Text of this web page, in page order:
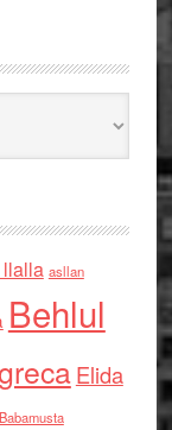
asllan
Behlul
Elida